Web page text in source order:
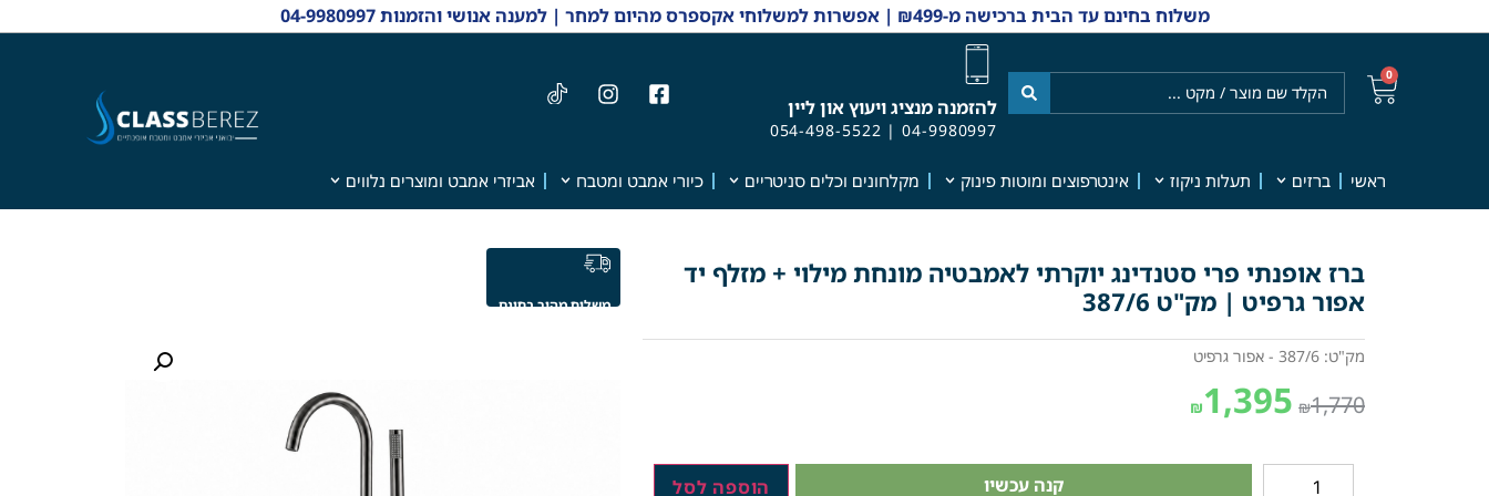
משלוח בחינם עד הבית ברכישה מ-₪499 | אפשרות למשלוחי אקספרס מהיום למחר | למענה אנושי והזמנות 04-9980997
0
להזמנה מנציג ויעוץ און ליין
04-9980997
|
054-498-5522
ראשי ברזים תעלות ניקוז אינטרפוצים ומוטות פינוק מקלחונים וכלים סניטריים כיורי אמבט ומטבח אביזרי אמבט ומוצרים נלווים
ברז אופנתי פרי סטנדינג יוקרתי לאמבטיה מונחת מילוי + מזלף יד
אפור גרפיט | מק"ט 387/6
מק"ט: 387/6 - אפור גרפיט
₪1,770
₪1,395
קנה עכשיו הוספה לסל
משלוח מהיר בחינם